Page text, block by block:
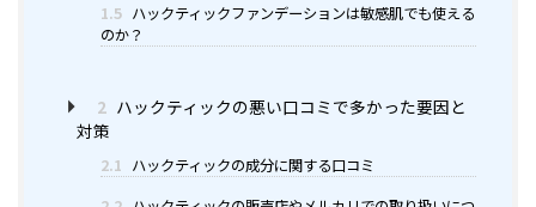
1.5 ハックティックファンデーションは敏感肌でも使える
のか？
2 ハックティックの悪い口コミで多かった要因と
対策
2.1 ハックティックの成分に関する口コミ